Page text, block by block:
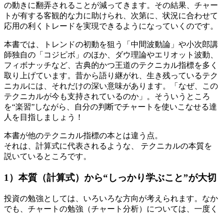
の動きに翻弄されることが減ってきます。その結果、チャー
トが有する客観的な力に助けられ、次第に、状況に合わせて
応用の利くトレードを実現できるようになっていくのです。
本書では、トレンドの初動を狙う「中間波動論」や小次郎講
師独自の「コジピボ」のほか、ダウ理論やエリオット波動、
フィボナッチなど、古典的かつ王道のテクニカル指標を多く
取り上げています。昔から語り継がれ、生き残っているテク
ニカルには、それだけの深い意味があります。「なぜ、この
テクニカルが今も支持されているのか」。そういうところ
を“楽習”しながら、自分の判断でチャートを使いこなせる達
人を目指しましょう！
本書が他のテクニカル指標の本とは違う点。
それは、計算式に代表されるような、 テクニカルの本質を
説いているところです。
1）本質（計算式）から“しっかり学ぶこと”が大切
投資の勉強としては、いろいろな方向が考えられます。なか
でも、チャートの勉強（チャート分析）については、一度く